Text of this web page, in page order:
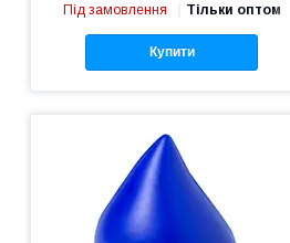
Під замовлення Тільки оптом
Купити